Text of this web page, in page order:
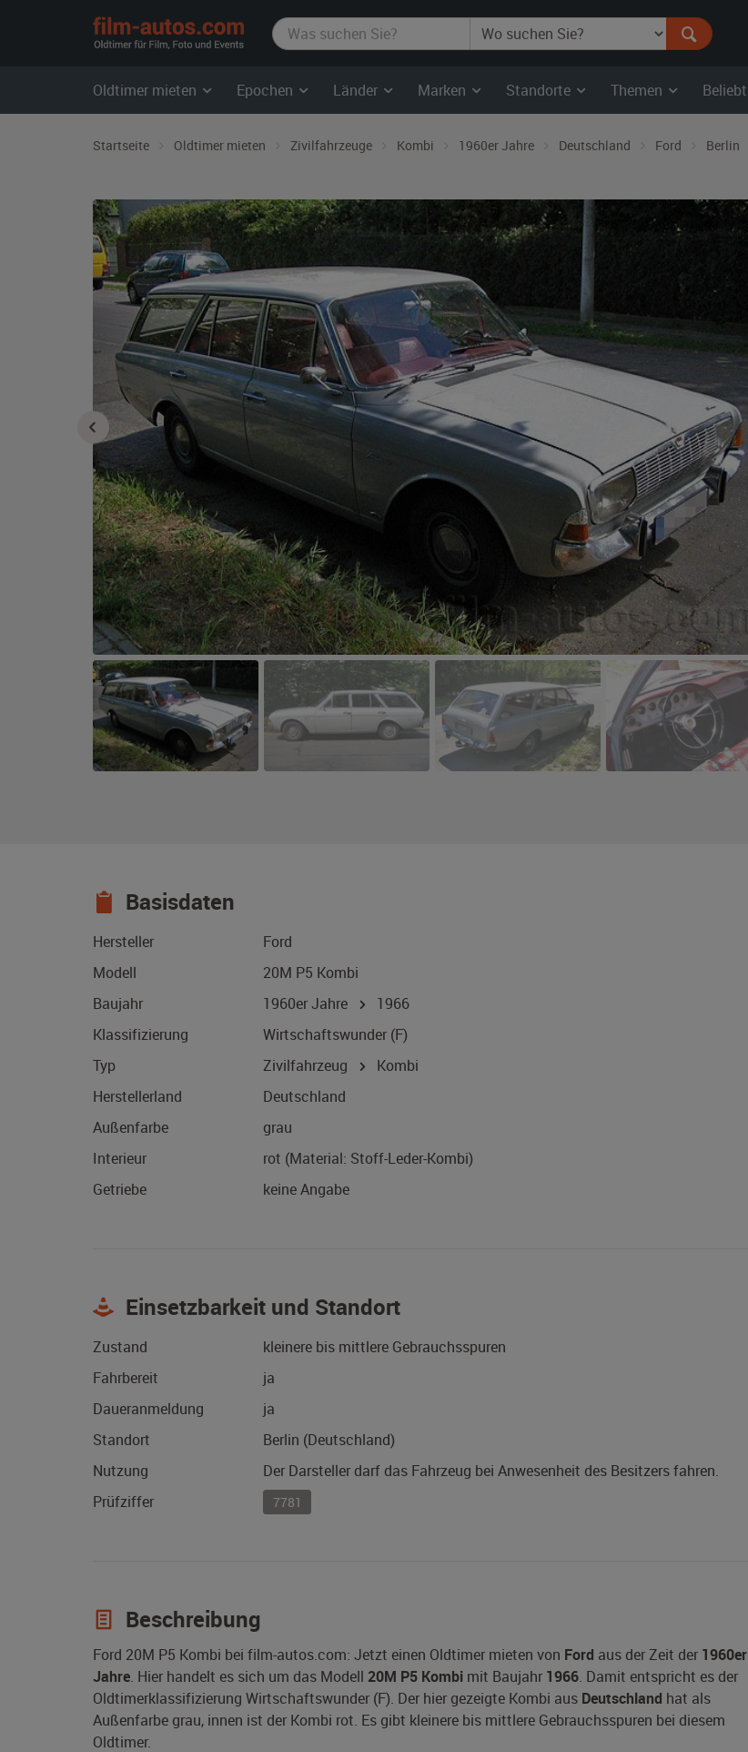
film-
autos.com
Oldtimer mieten Epochen Länder Marken Standorte Themen Beliebt
Startseite Oldtimer mieten Zivilfahrzeuge Kombi 1960er Jahre Deutschland Ford Berlin
Basisdaten
Hersteller
Ford
Modell
20M P5 Kombi
Baujahr
1960er Jahre
1966
Klassifizierung
Wirtschaftswunder (F)
Typ
Zivilfahrzeug
Kombi
Herstellerland
Deutschland
Außenfarbe
grau
Interieur
rot (Material: Stoff-Leder-Kombi)
Getriebe
keine Angabe
Einsetzbarkeit und Standort
Zustand
kleinere bis mittlere Gebrauchsspuren
Fahrbereit
ja
Daueranmeldung
ja
Standort
Berlin (Deutschland)
Nutzung
Der Darsteller darf das Fahrzeug bei Anwesenheit des Besitzers fahren.
Prüfziffer
7781
Beschreibung
Ford 20M P5 Kombi bei film-autos.com: Jetzt einen Oldtimer mieten von Ford aus der Zeit der 1960er
Jahre. Hier handelt es sich um das Modell 20M P5 Kombi mit Baujahr 1966. Damit entspricht es der
Oldtimerklassifizierung Wirtschaftswunder (F). Der hier gezeigte Kombi aus Deutschland hat als
Außenfarbe grau, innen ist der Kombi rot. Es gibt kleinere bis mittlere Gebrauchsspuren bei diesem
Oldtimer.